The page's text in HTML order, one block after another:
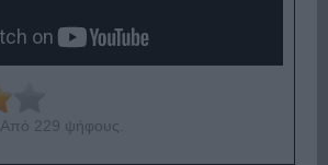
. Από 229 ψήφους.